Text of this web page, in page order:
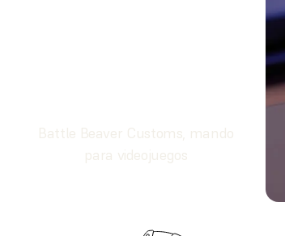
Battle Beaver Customs, mando
para videojuegos